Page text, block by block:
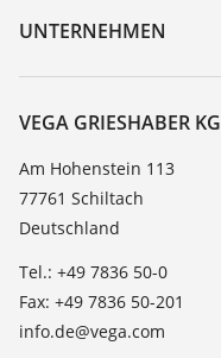
DTM Collection/PACTware
Trainings
TeamViewer
UNTERNEHMEN
Karriere
Über VEGA
Kontakt
News
Presse
Blog
VEGA GRIESHABER KG
Am Hohenstein 113
77761 Schiltach
Deutschland
Tel.: +49 7836 50-0
Fax: +49 7836 50-201
info.de@vega.com